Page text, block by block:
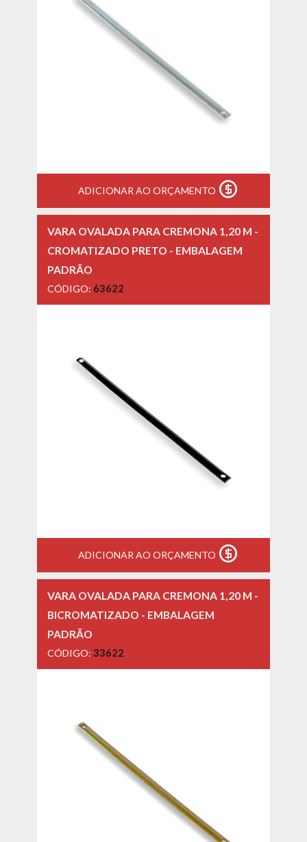
ADICIONAR AO ORÇAMENTO
VARA OVALADA PARA CREMONA 1,20 M -
CROMATIZADO PRETO - EMBALAGEM
PADRÃO
CÓDIGO: 63622
ADICIONAR AO ORÇAMENTO
VARA OVALADA PARA CREMONA 1,20 M -
BICROMATIZADO - EMBALAGEM
PADRÃO
CÓDIGO: 33622